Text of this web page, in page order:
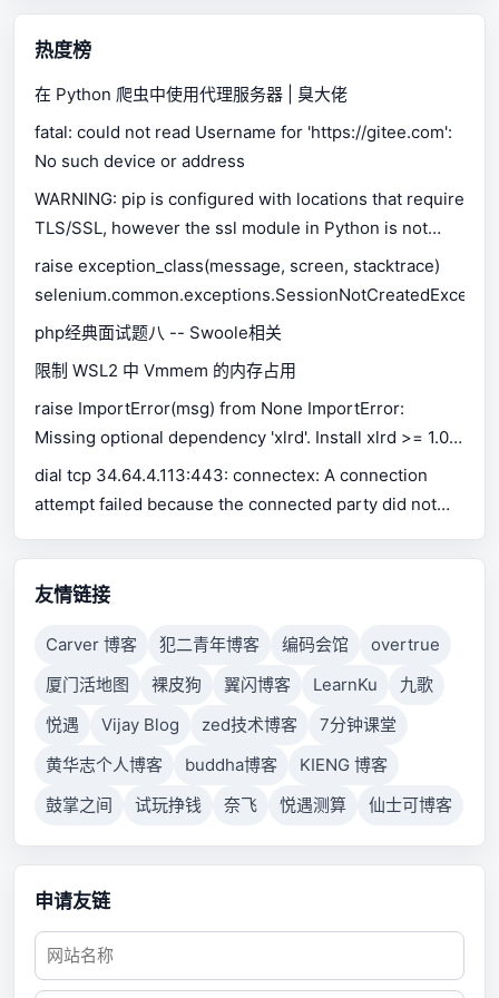
热度榜
在 Python 爬虫中使用代理服务器 | 臭大佬
fatal: could not read Username for 'https://gitee.com':
No such device or address
WARNING: pip is configured with locations that require
TLS/SSL, however the ssl module in Python is not
available.
raise exception_class(message, screen, stacktrace)
php经典面试题八 -- Swoole相关
限制 WSL2 中 Vmmem 的内存占用
raise ImportError(msg) from None ImportError:
Missing optional dependency 'xlrd'. Install xlrd >= 1.0.0
for Excel support Use pip or conda to install xlrd.
dial tcp 34.64.4.113:443: connectex: A connection
attempt failed because the connected party did not
connection failed because connected host has failed
to respond.
友情链接
Carver 博客 犯二青年博客 编码会馆
overtrue
厦门活地图
裸皮狗 翼闪博客 LearnKu
九歌
悦遇
Vijay Blog zed技术博客
7分钟课堂
黄华志个人博客
buddha博客
KIENG 博客
鼓掌之间
试玩挣钱 奈飞 悦遇测算 仙士可博客
申请友链